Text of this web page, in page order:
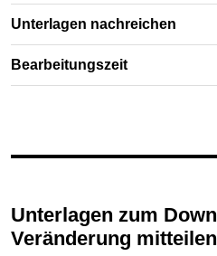
Unterlagen nachreichen
Bearbeitungszeit
Unterlagen zum Download: Antrag oder
Veränderung mitteilen